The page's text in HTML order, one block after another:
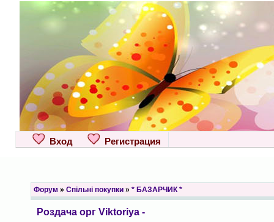
Вход Регистрация
Форум » Спільні покупки» * БАЗАРЧИК *
Роздача орг Viktoriya -